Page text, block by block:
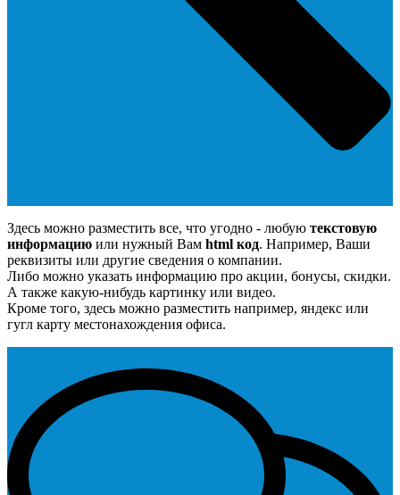
Здесь можно разместить все, что угодно - любую текстовую
информацию или нужный Вам html код. Например, Ваши
реквизиты или другие сведения о компании.
Либо можно указать информацию про акции, бонусы, скидки.
А также какую-нибудь картинку или видео.
Кроме того, здесь можно разместить например, яндекс или
гугл карту местонахождения офиса.